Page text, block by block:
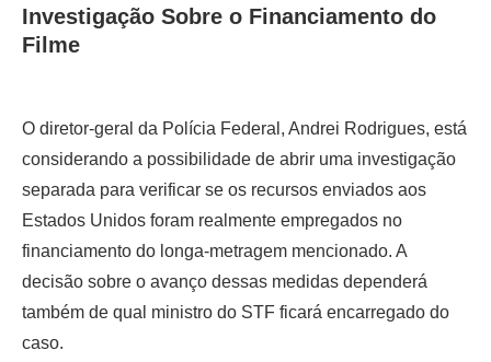
Investigação Sobre o Financiamento do
Filme
O diretor-geral da Polícia Federal, Andrei Rodrigues, está
considerando a possibilidade de abrir uma investigação
separada para verificar se os recursos enviados aos
Estados Unidos foram realmente empregados no
financiamento do longa-metragem mencionado. A
decisão sobre o avanço dessas medidas dependerá
também de qual ministro do STF ficará encarregado do
caso.